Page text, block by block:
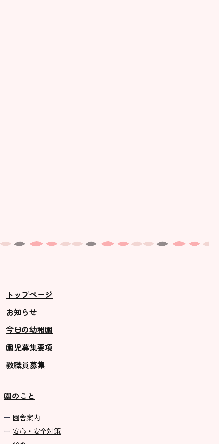
トップページ
お知らせ
今日の幼稚園
園児募集要項
教職員募集
園のこと
園舎案内
安心・安全対策
未就園児クラス
ス ]
2歳児ひとり登園［ゆず組 ]
グループ施設・
関係先リンク
学校法⼈諏訪森学園 諏訪森幼稚
園
⼤阪府私⽴幼稚園連盟
社会福祉法人野田福祉会